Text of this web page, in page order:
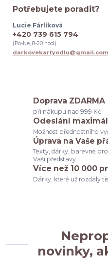
poděkováníučitelce
kolegyně
odchod z práce
dárek pro kolegyni při rozlučce v
svědkyně
poděkování rodičům
svatební seznam
co potřebuju
výběr svědkyně
dárky
Potřebujete poradit?
Lucie Fárlíková
+420 739 615 794
(Po-Ne, 8-20 hod.)
darkovekartyodlu@gmail.com
Doprava ZDARMA
při nákupu nad 999 Kč
Odeslání
Možnost přednostního
Úprava na Vaše
Texty, dárky, barevné
Vaší představy
Více než 10 000
Dárky, které už rozdaly
novinky,